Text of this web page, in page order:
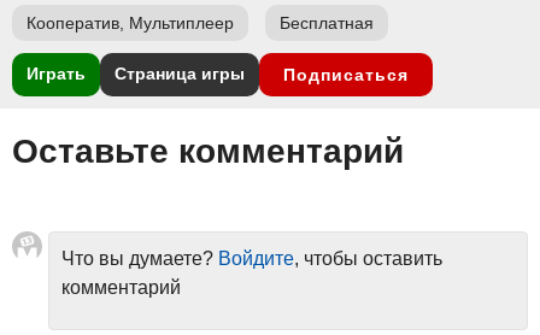
Кооператив, Мультиплеер Бесплатная
Играть Страница игры Подписаться
Оставьте комментарий
Что вы думаете? Войдите, чтобы оставить
комментарий